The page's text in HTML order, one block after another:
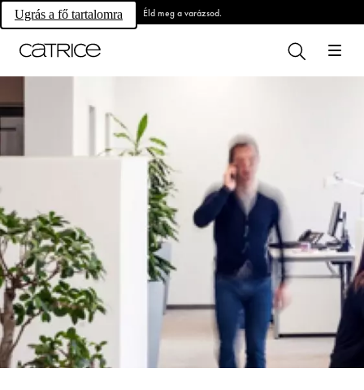
Ugrás a fő tartalomra Éld meg a varázsod.